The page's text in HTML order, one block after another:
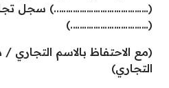
(…………………………………..) سجل
(…………………………….)
(مع الاحتفاظ بالاسم التجاري /
التجاري)